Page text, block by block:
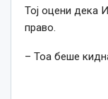
Тој оцени дека
право.
– Тоа беше